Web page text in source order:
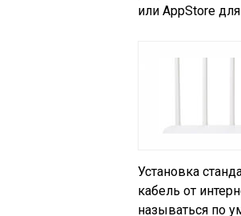
или AppStore
Установка
кабель от
называться по